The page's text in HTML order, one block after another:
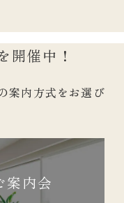
開催中！
案内方式をお選び
案内会